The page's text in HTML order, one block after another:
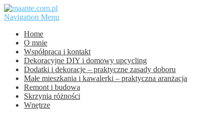
Navigation Menu
Home
O mnie
Współpraca i kontakt
Dekoracyjne DIY i domowy upcycling
Dodatki i dekoracje – praktyczne zasady doboru
Małe mieszkania i kawalerki – praktyczna aranżacja
Remont i budowa
Skrzynia różności
Wnętrze